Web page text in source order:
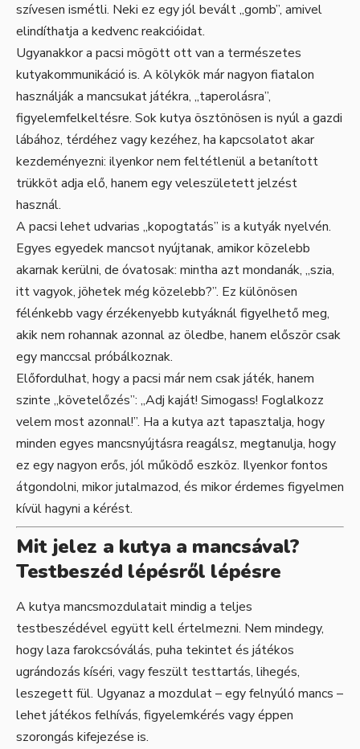
szívesen ismétli. Neki ez egy jól bevált „gomb”, amivel
elindíthatja a kedvenc reakcióidat.
Ugyanakkor a pacsi mögött ott van a természetes
kutyakommunikáció is. A kölykök már nagyon fiatalon
használják a mancsukat játékra, „taperolásra”,
figyelemfelkeltésre. Sok kutya ösztönösen is nyúl a gazdi
lábához, térdéhez vagy kezéhez, ha kapcsolatot akar
kezdeményezni: ilyenkor nem feltétlenül a betanított
trükköt adja elő, hanem egy veleszületett jelzést
használ.
A pacsi lehet udvarias „kopogtatás” is a kutyák nyelvén.
Egyes egyedek mancsot nyújtanak, amikor közelebb
akarnak kerülni, de óvatosak: mintha azt mondanák, „szia,
itt vagyok, jöhetek még közelebb?”. Ez különösen
félénkebb vagy érzékenyebb kutyáknál figyelhető meg,
akik nem rohannak azonnal az öledbe, hanem először csak
egy manccsal próbálkoznak.
Előfordulhat, hogy a pacsi már nem csak játék, hanem
szinte „követelőzés”: „Adj kaját! Simogass! Foglalkozz
velem most azonnal!”. Ha a kutya azt tapasztalja, hogy
minden egyes mancsnyújtásra reagálsz, megtanulja, hogy
ez egy nagyon erős, jól működő eszköz. Ilyenkor fontos
átgondolni, mikor jutalmazod, és mikor érdemes figyelmen
kívül hagyni a kérést.
Mit jelez a kutya a mancsával?
Testbeszéd lépésről lépésre
A kutya mancsmozdulatait mindig a teljes
testbeszédével együtt kell értelmezni. Nem mindegy,
hogy laza farokcsóválás, puha tekintet és játékos
ugrándozás kíséri, vagy feszült testtartás, lihegés,
leszegett fül. Ugyanaz a mozdulat – egy felnyúló mancs –
lehet játékos felhívás, figyelemkérés vagy éppen
szorongás kifejezése is.